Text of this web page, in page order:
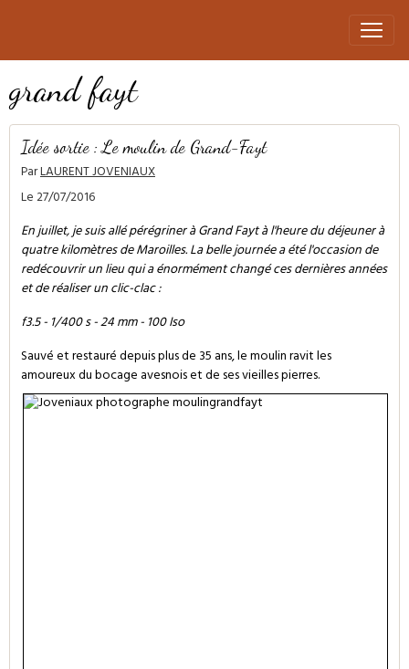
grand fayt
Idée sortie : Le moulin de Grand-Fayt
ParLAURENT JOVENIAUX
Le 27/07/2016
En juillet, je suis allé pérégriner à Grand Fayt à l'heure du déjeuner à
quatre kilomètres de Maroilles. La belle journée a été l'occasion de
redécouvrir un lieu qui a énormément changé ces dernières années
et de réaliser un clic-clac :
f3.5 - 1/400 s - 24 mm - 100 Iso
Sauvé et restauré depuis plus de 35 ans, le moulin ravit les
amoureux du bocage avesnois et de ses vieilles pierres.